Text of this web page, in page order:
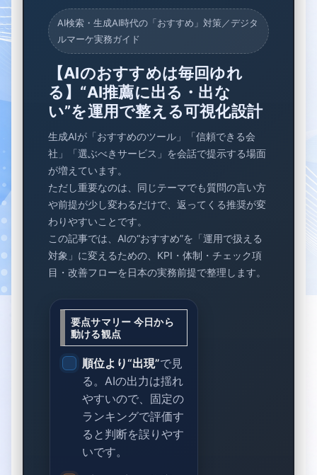
AI検索・生成AI時代の「おすすめ」対策／デジタ
ルマーケ実務ガイド
【AIのおすすめは毎回ゆれ
る】“AI推薦に出る・出な
い”を運用で整える可視化設計
生成AIが「おすすめのツール」「信頼できる会
社」「選ぶべきサービス」を会話で提示する場面
が増えています。
ただし重要なのは、同じテーマでも質問の言い方
や前提が少し変わるだけで、返ってくる推奨が変
わりやすいことです。
この記事では、AIの“おすすめ”を「運用で扱える
対象」に変えるための、KPI・体制・チェック項
目・改善フローを日本の実務前提で整理します。
要点サマリー 今日から
動ける観点
順位より“出現”で見
る。AIの出力は揺れ
やすいので、固定の
ランキングで評価す
ると判断を誤りやす
いです。